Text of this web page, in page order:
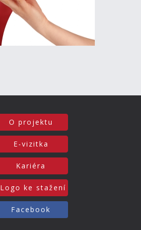
O projektu
E-vizitka
Kariéra
Logo ke stažení
Facebook